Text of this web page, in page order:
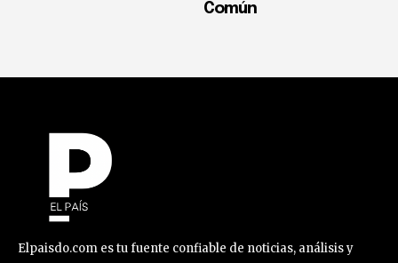
Común
Elpaisdo.com es tu fuente confiable de noticias, análisis y